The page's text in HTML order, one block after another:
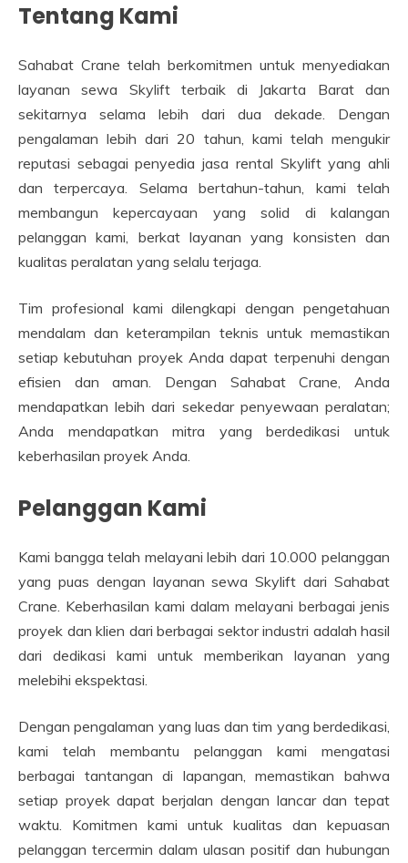
Tentang Kami
Sahabat Crane telah berkomitmen untuk menyediakan
layanan sewa Skylift terbaik di Jakarta Barat dan
sekitarnya selama lebih dari dua dekade. Dengan
pengalaman lebih dari 20 tahun, kami telah mengukir
reputasi sebagai penyedia jasa rental Skylift yang ahli
dan terpercaya. Selama bertahun-tahun, kami telah
membangun kepercayaan yang solid di kalangan
pelanggan kami, berkat layanan yang konsisten dan
kualitas peralatan yang selalu terjaga.
Tim profesional kami dilengkapi dengan pengetahuan
mendalam dan keterampilan teknis untuk memastikan
setiap kebutuhan proyek Anda dapat terpenuhi dengan
efisien dan aman. Dengan Sahabat Crane, Anda
mendapatkan lebih dari sekedar penyewaan peralatan;
Anda mendapatkan mitra yang berdedikasi untuk
keberhasilan proyek Anda.
Pelanggan Kami
Kami bangga telah melayani lebih dari 10.000 pelanggan
yang puas dengan layanan sewa Skylift dari Sahabat
Crane. Keberhasilan kami dalam melayani berbagai jenis
proyek dan klien dari berbagai sektor industri adalah hasil
dari dedikasi kami untuk memberikan layanan yang
melebihi ekspektasi.
Dengan pengalaman yang luas dan tim yang berdedikasi,
kami telah membantu pelanggan kami mengatasi
berbagai tantangan di lapangan, memastikan bahwa
setiap proyek dapat berjalan dengan lancar dan tepat
waktu. Komitmen kami untuk kualitas dan kepuasan
pelanggan tercermin dalam ulasan positif dan hubungan